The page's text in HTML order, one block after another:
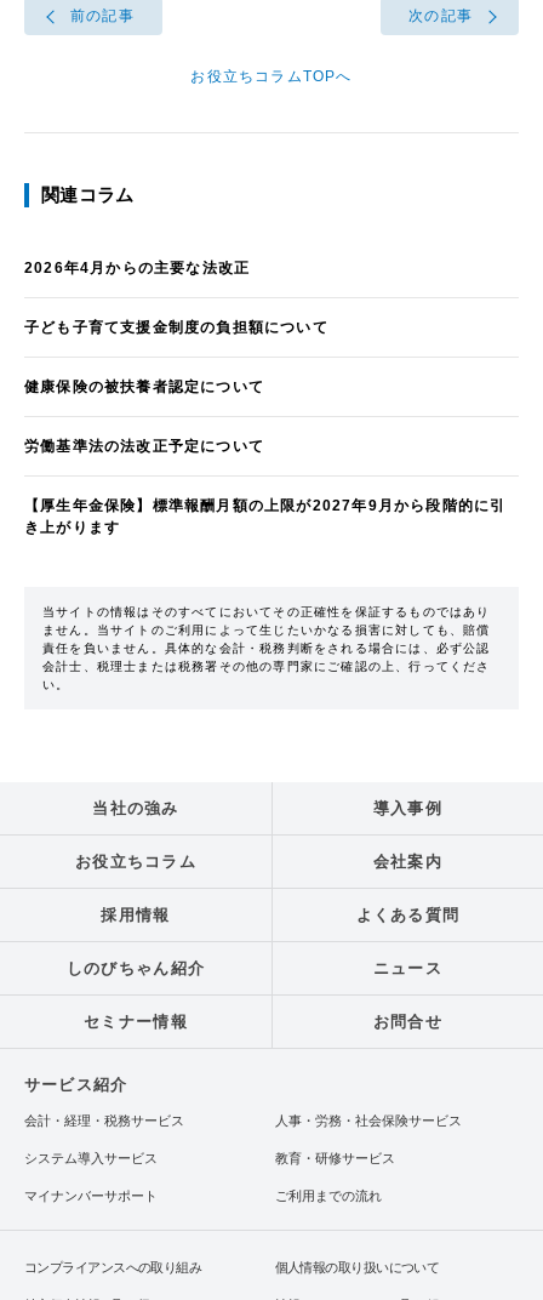
前の記事
お役立ちコラムTOPへ
次の記事
関連コラム
2026年4月からの主要な法改正
子ども子育て支援金制度の負担額について
健康保険の被扶養者認定について
労働基準法の法改正予定について
【厚生年金保険】標準報酬月額の上限が2027年9月から段階的に引
き上がります
当サイトの情報はそのすべてにおいてその正確性を保証するものではあり
ません。当サイトのご利用によって生じたいかなる損害に対しても、賠償
責任を負いません。具体的な会計・税務判断をされる場合には、必ず公認
会計士、税理士または税務署その他の専門家にご確認の上、行ってくださ
い。
当社の強み 導入事例
お役立ちコラム 会社案内
採用情報 よくある質問
しのびちゃん紹介 ニュース
セミナー情報 お問合せ
サービス紹介
会計・経理・税務サービス 人事・労務・社会保険サービス
システム導入サービス 教育・研修サービス
マイナンバーサポート ご利用までの流れ
コンプライアンスへの取り組み 個人情報の取り扱いについて